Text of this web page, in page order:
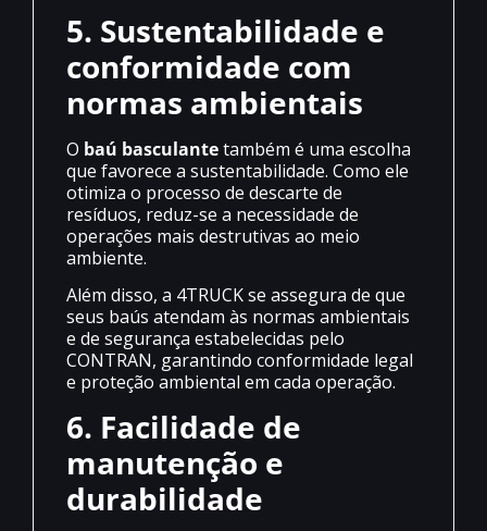
5. Sustentabilidade e
conformidade com
normas ambientais
O baú basculantetambém é uma escolha
que favorece a sustentabilidade. Como ele
otimiza o processo de descarte de
resíduos, reduz-se a necessidade de
operações mais destrutivas ao meio
ambiente.
Além disso, a 4TRUCK se assegura de que
seus baús atendam às normas ambientais
e de segurança estabelecidas pelo
CONTRAN, garantindo conformidade legal
e proteção ambiental em cada operação.
6. Facilidade de
manutenção e
durabilidade